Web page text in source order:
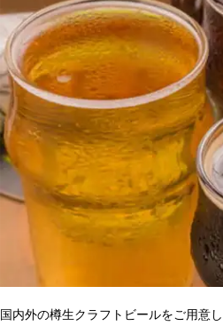
国内外の樽生クラフトビールをご用意